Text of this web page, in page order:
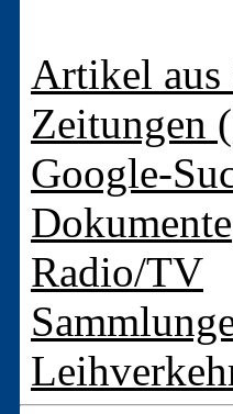
Artikel aus
Zeitungen
Google-
Dokumente
Radio/TV